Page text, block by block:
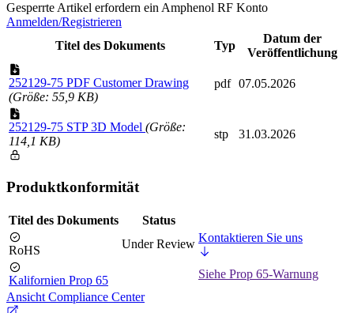
Gesperrte Artikel erfordern ein Amphenol RF Konto
Anmelden/Registrieren
Titel des Dokuments
Typ
Datum der
Veröffentlichung
252129-75 PDF Customer Drawing
(Größe: 55,9 KB)
pdf 07.05.2026
252129-75 STP 3D Model (Größe:
114,1 KB)
stp 31.03.2026
Produktkonformität
Titel des Dokuments Status
RoHS Under Review Kontaktieren Sie uns
Kalifornien Prop 65
Siehe Prop 65-Warnung
Ansicht Compliance Center